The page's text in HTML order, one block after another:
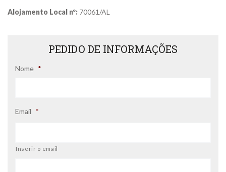
Alojamento Local nº: 70061/AL
PEDIDO DE INFORMAÇÕES
Nome *
Email *
Inserir o email